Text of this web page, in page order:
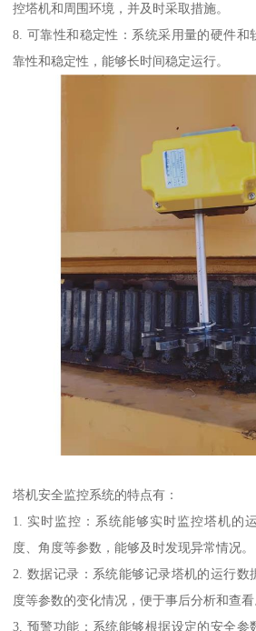
控塔机和周围环境，并及时采取措施。
8. 可靠性和稳定性：系统采用量的硬件和
靠性和稳定性，能够长时间稳定运行。
塔机安全监控系统的特点有：
1. 实时监控：系统能够实时监控塔机的
度、角度等参数，能够及时发现异常情况。
2. 数据记录：系统能够记录塔机的运行数
度等参数的变化情况，便于事后分析和查看
3. 预警功能：系统能够根据设定的安全参